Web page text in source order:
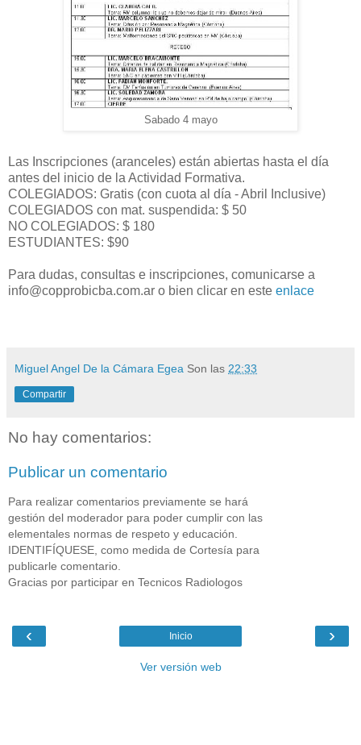
Sabado 4 mayo
Las Inscripciones (aranceles) están abiertas hasta el día
antes del inicio de la Actividad Formativa.
COLEGIADOS: Gratis (con cuota al día - Abril Inclusive)
COLEGIADOS con mat. suspendida: $ 50
NO COLEGIADOS: $ 180
ESTUDIANTES: $90
Para dudas, consultas e inscripciones, comunicarse a
info@copprobicba.com.ar o bien clicar en este enlace
Miguel Angel De la Cámara Egea Son las 22:33
Compartir
No hay comentarios:
Publicar un comentario
Para realizar comentarios previamente se hará
gestión del moderador para poder cumplir con las
elementales normas de respeto y educación.
IDENTIFÍQUESE, como medida de Cortesía para
publicarle comentario.
Gracias por participar en Tecnicos Radiologos
‹ ›
Inicio
Ver versión web